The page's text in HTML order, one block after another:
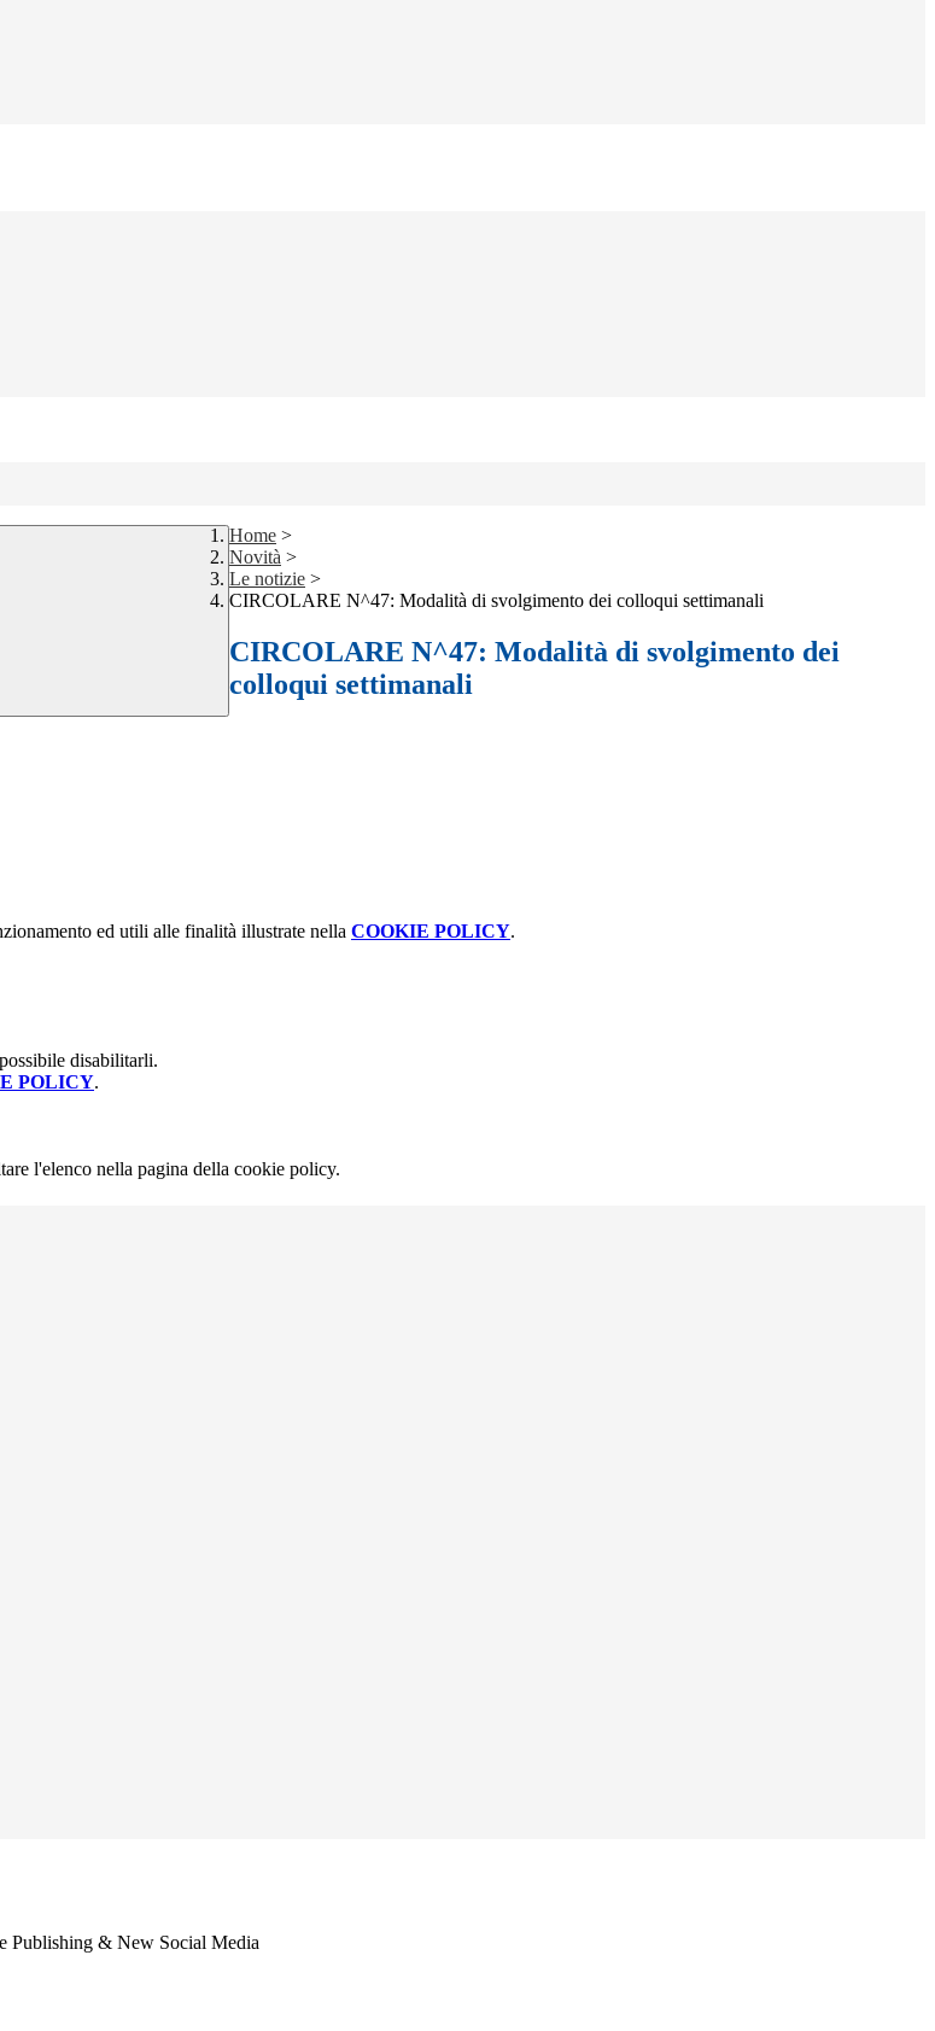
Home >
Novità >
Le notizie >
CIRCOLARE N^47: Modalità di svolgimento dei colloqui settimanali
CIRCOLARE N^47: Modalità di svolgimento dei
colloqui settimanali
ed utili alle finalità illustrate nella COOKIE POLICY.
disabilitarli.
POLICY.
l'elenco nella pagina della cookie policy.
Publishing & New Social Media